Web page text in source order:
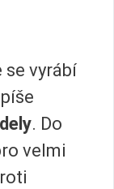
se vyrábí
. Do
velmi